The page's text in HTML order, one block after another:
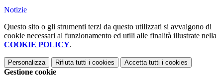
Notizie
Questo sito o gli strumenti terzi da questo utilizzati si avvalgono di
cookie necessari al funzionamento ed utili alle finalità illustrate nella
COOKIE POLICY.
Personalizza Rifiuta tutti i cookies Accetta tutti i cookies
Gestione cookie